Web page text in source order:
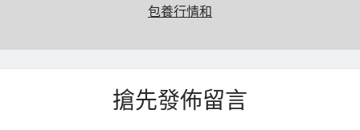
包養行情和
搶先發佈留言